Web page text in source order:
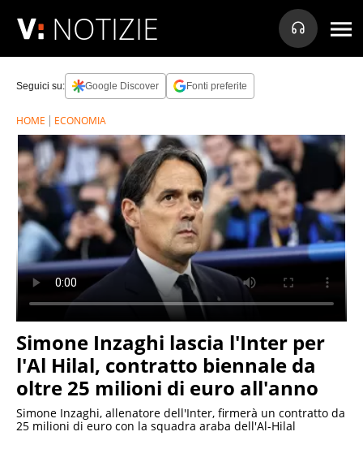
NOTIZIE
Seguici su: Google Discover Fonti preferite
HOME ECONOMIA
Simone Inzaghi lascia l'Inter per
l'Al Hilal, contratto biennale da
oltre 25 milioni di euro all'anno
Simone Inzaghi, allenatore dell'Inter, firmerà un contratto da
25 milioni di euro con la squadra araba dell'Al-Hilal